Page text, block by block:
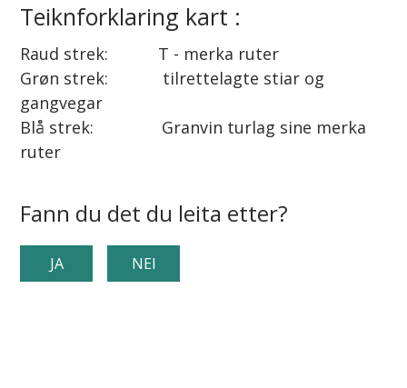
Teiknforklaring kart :
Raud strek: T - merka ruter
Grøn strek: tilrettelagte stiar og
gangvegar
Blå strek: Granvin turlag sine merka
ruter
Fann du det du leita etter?
JA NEI